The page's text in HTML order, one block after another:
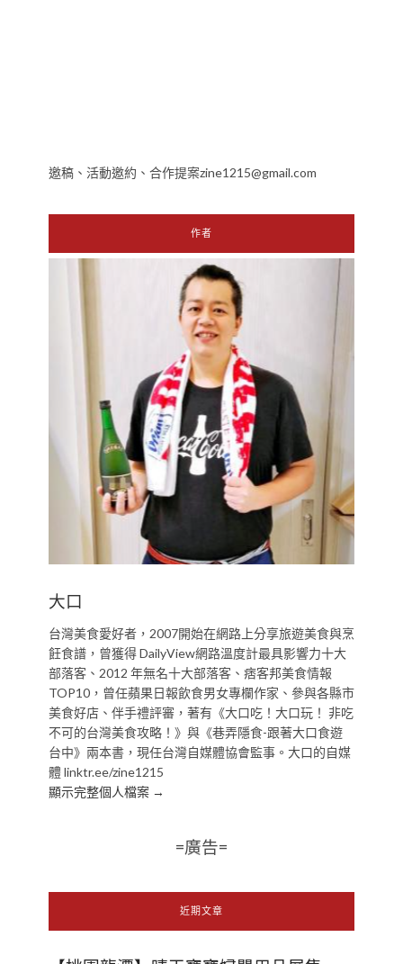
邀稿、活動邀約、合作提案zine1215@gmail.com
作者
大口
台灣美食愛好者，2007開始在網路上分享旅遊美食與烹
飪食譜，曾獲得 DailyView網路溫度計最具影響力十大
部落客、2012 年無名十大部落客、痞客邦美食情報
TOP10，曾任蘋果日報飲食男女專欄作家、參與各縣市
美食好店、伴手禮評審，著有《大口吃！大口玩！ 非吃
不可的台灣美食攻略！》與《巷弄隱食-跟著大口食遊
台中》兩本書，現任台灣自媒體協會監事。大口的自媒
體 linktr.ee/zine1215
顯示完整個人檔案 →
=廣告=
近期文章